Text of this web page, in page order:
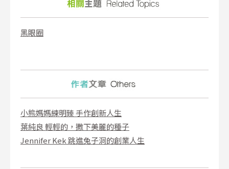
黑眼圈
小熊媽媽練明臻 手作創新人生
葉純良 輕輕的，撒下美麗的種子
Jennifer Kek 跳進兔子洞的創業人生